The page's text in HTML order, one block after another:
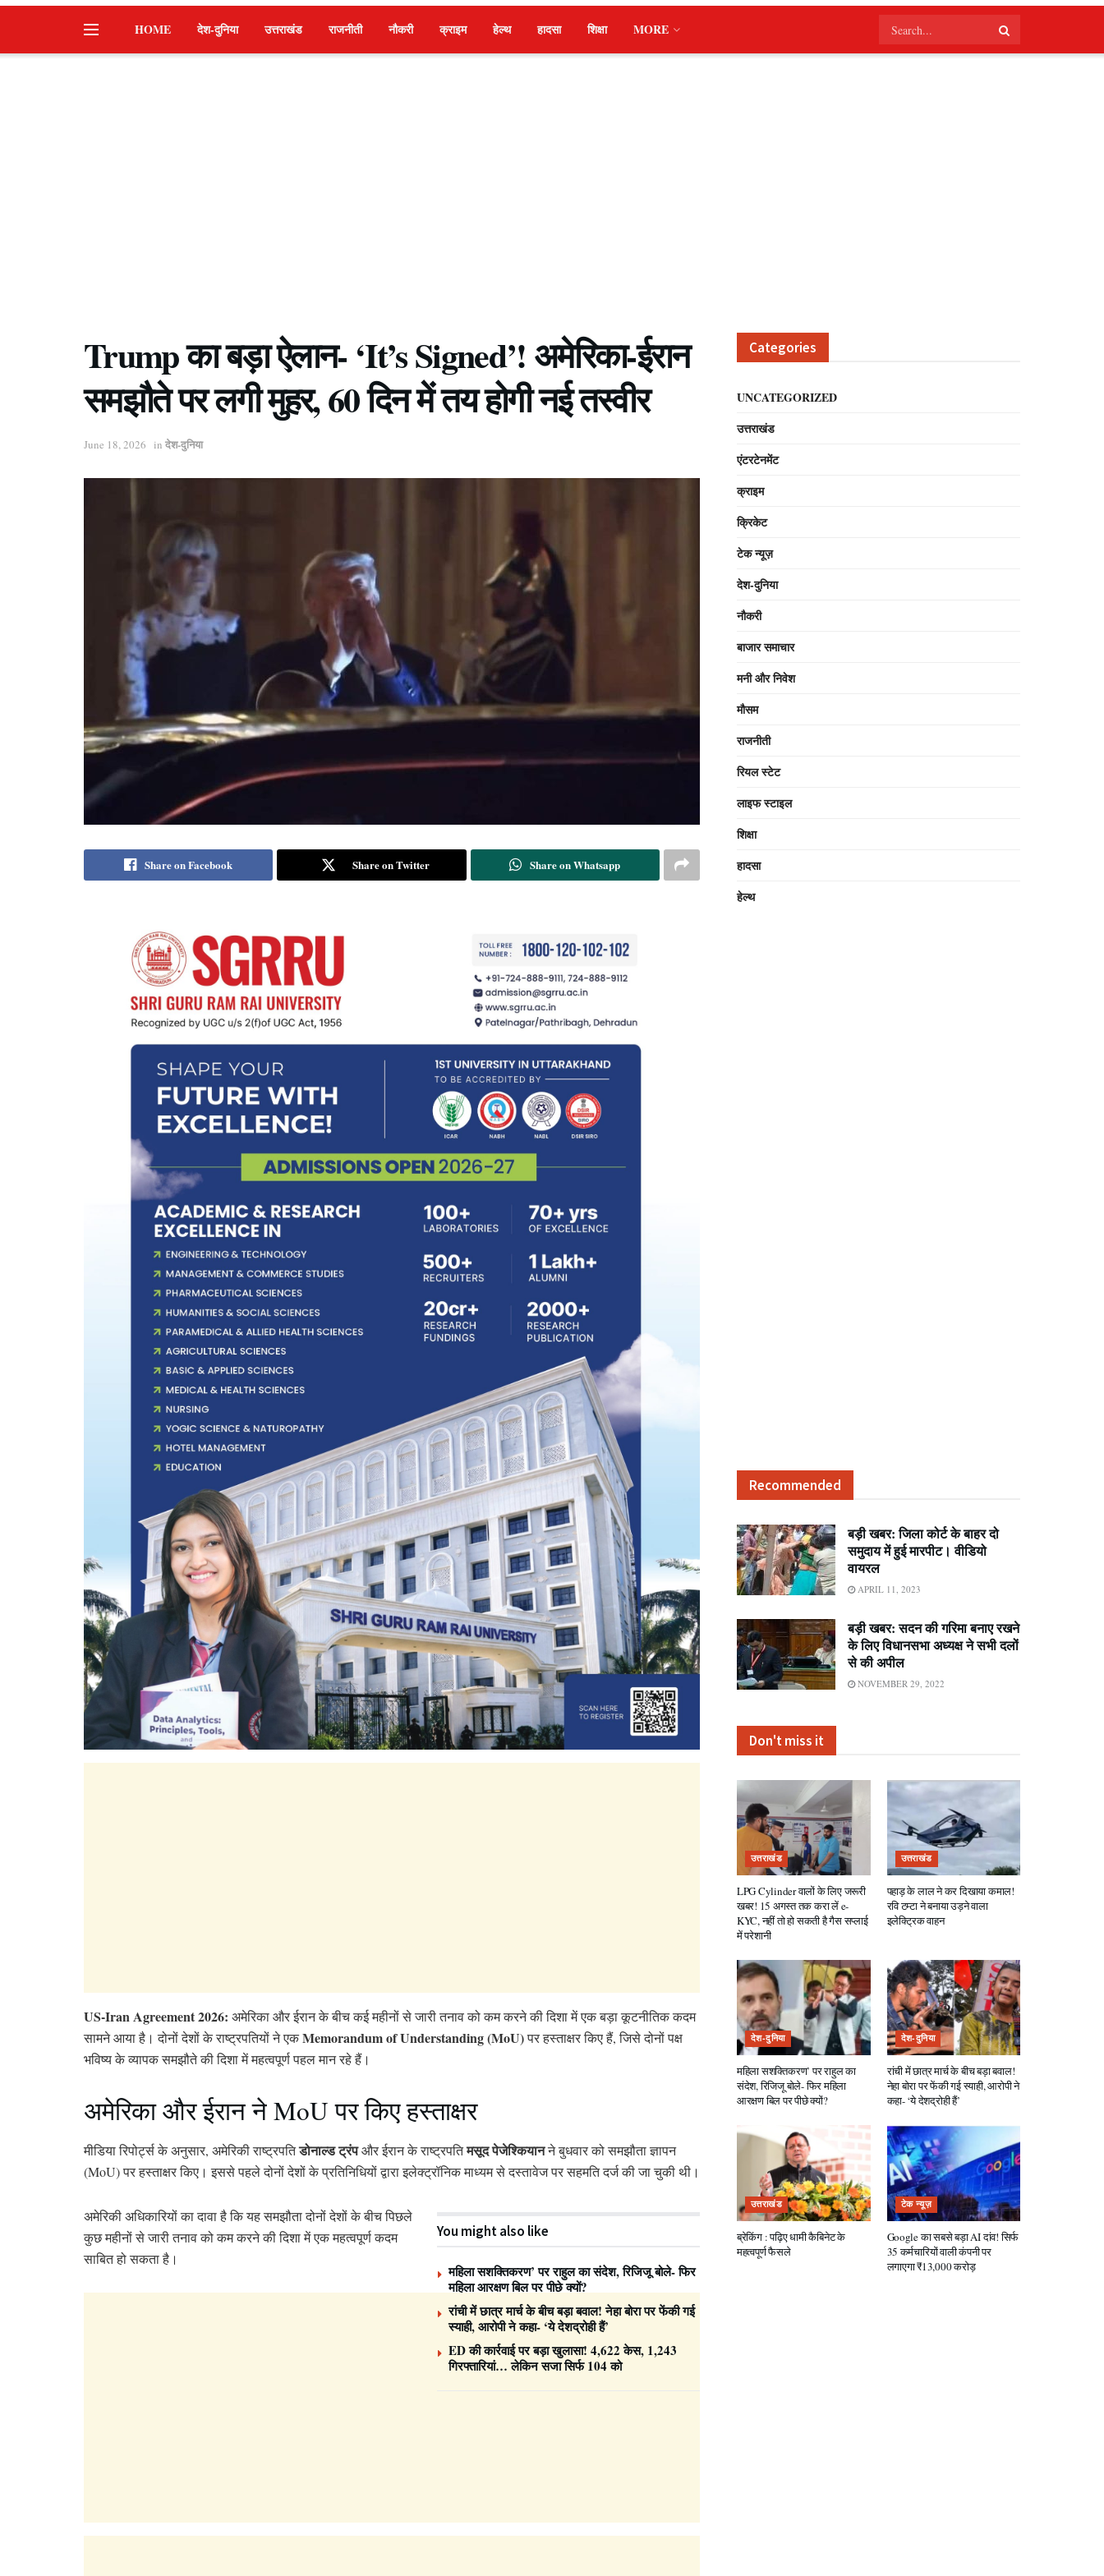
HOME देश-दुनिया उत्तराखंड राजनीती नौकरी क्राइम हेल्थ हादसा शिक्षा MORE
Trump का बड़ा ऐलान- ‘It’s Signed’! अमेरिका-ईरान
समझौते पर लगी मुहर, 60 दिन में तय होगी नई तस्वीर
June 18, 2026 in देश-दुनिया
Share on Facebook Share on Twitter Share on Whatsapp
US-Iran Agreement 2026: अमेरिका और ईरान के बीच कई महीनों से जारी तनाव को कम करने की दिशा में एक बड़ा कूटनीतिक कदम
सामने आया है। दोनों देशों के राष्ट्रपतियों ने एकMemorandum of Understanding (MoU)पर हस्ताक्षर किए हैं, जिसे दोनों पक्ष
भविष्य के व्यापक समझौते की दिशा में महत्वपूर्ण पहल मान रहे हैं।
अमेरिका और ईरान ने MoU पर किए हस्ताक्षर
मीडिया रिपोर्ट्स के अनुसार, अमेरिकी राष्ट्रपतिडोनाल्ड ट्रंपऔर ईरान के राष्ट्रपतिमसूद पेजेश्कियानने बुधवार को समझौता ज्ञापन
(MoU) पर हस्ताक्षर किए। इससे पहले दोनों देशों के प्रतिनिधियों द्वारा इलेक्ट्रॉनिक माध्यम से दस्तावेज पर सहमति दर्ज की जा चुकी थी।
You might also like
महिला सशक्तिकरण’ पर राहुल का संदेश, रिजिजू बोले- फिर
महिला आरक्षण बिल पर पीछे क्यों?
रांची में छात्र मार्च के बीच बड़ा बवाल! नेहा बोरा पर फेंकी गई
स्याही, आरोपी ने कहा- ‘ये देशद्रोही हैं’
ED की कार्रवाई पर बड़ा खुलासा! 4,622 केस, 1,243
गिरफ्तारियां… लेकिन सजा सिर्फ 104 को
अमेरिकी अधिकारियों का दावा है कि यह समझौता दोनों देशों के बीच पिछले
कुछ महीनों से जारी तनाव को कम करने की दिशा में एक महत्वपूर्ण कदम
साबित हो सकता है।
Categories
UNCATEGORIZED
उत्तराखंड
एंटरटेनमेंट
क्राइम
क्रिकेट
टेक न्यूज़
देश-दुनिया
नौकरी
बाजार समाचार
मनी और निवेश
मौसम
राजनीती
रियल स्टेट
लाइफ स्टाइल
शिक्षा
हादसा
हेल्थ
Recommended
बड़ी खबर: जिला कोर्ट के बाहर दो
समुदाय में हुई मारपीट। वीडियो
वायरल
APRIL 11, 2023
बड़ी खबर: सदन की गरिमा बनाए रखने
के लिए विधानसभा अध्यक्ष ने सभी दलों
से की अपील
NOVEMBER 29, 2022
Don't miss it
उत्तराखंड
LPG Cylinder वालों के लिए जरूरी
खबर! 15 अगस्त तक करा लें e-
KYC, नहीं तो हो सकती है गैस सप्लाई
में परेशानी
उत्तराखंड
पहाड़ के लाल ने कर दिखाया कमाल!
रवि टम्टा ने बनाया उड़ने वाला
इलेक्ट्रिक वाहन
देश-दुनिया
महिला सशक्तिकरण’ पर राहुल का
संदेश, रिजिजू बोले- फिर महिला
आरक्षण बिल पर पीछे क्यों?
देश-दुनिया
रांची में छात्र मार्च के बीच बड़ा बवाल!
नेहा बोरा पर फेंकी गई स्याही, आरोपी ने
कहा- ‘ये देशद्रोही हैं’
उत्तराखंड
ब्रेकिंग : पढ़िए धामी कैबिनेट के
महत्वपूर्ण फैसले
टेक न्यूज़
Google का सबसे बड़ा AI दांव! सिर्फ
35 कर्मचारियों वाली कंपनी पर
लगाएगा ₹13,000 करोड़